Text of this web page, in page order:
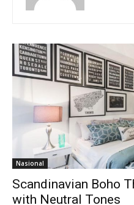
Nasional
Scandinavian Boho
with Neutral Tones